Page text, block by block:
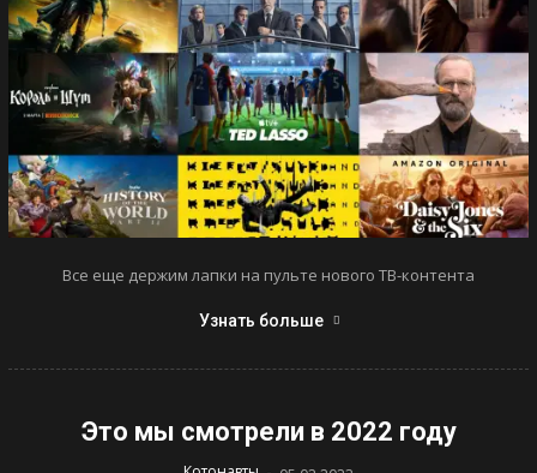
Все еще держим лапки на пульте нового ТВ-контента
Узнать больше
Это мы смотрели в 2022 году